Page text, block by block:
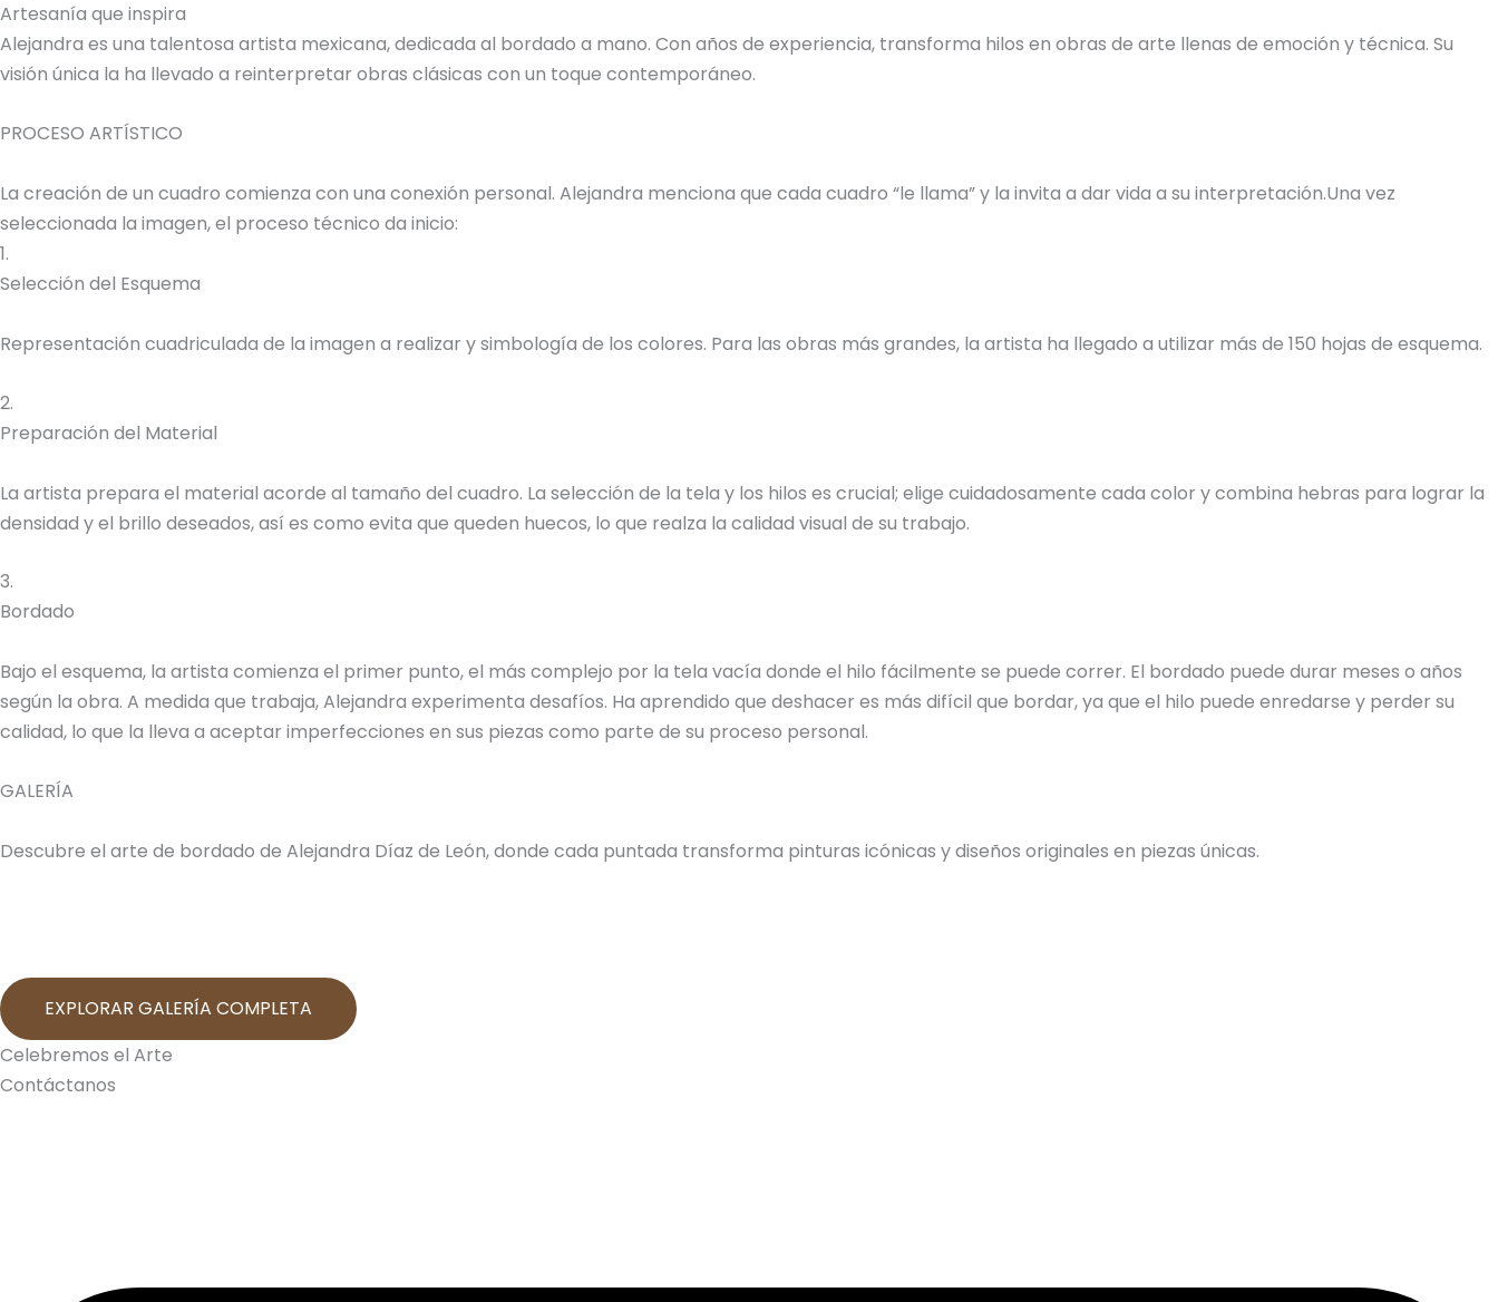
Artesanía que inspira
Alejandra es una talentosa artista mexicana, dedicada al bordado a mano. Con años de experiencia, transforma hilos en obras de arte llenas de emoción y técnica. Su
visión única la ha llevado a reinterpretar obras clásicas con un toque contemporáneo.
PROCESO ARTÍSTICO
La creación de un cuadro comienza con una conexión personal. Alejandra menciona que cada cuadro “le llama” y la invita a dar vida a su interpretación.Una vez
seleccionada la imagen, el proceso técnico da inicio:
1.
Selección del Esquema
Representación cuadriculada de la imagen a realizar y simbología de los colores. Para las obras más grandes, la artista ha llegado a utilizar más de 150 hojas de esquema.
2.
Preparación del Material
La artista prepara el material acorde al tamaño del cuadro. La selección de la tela y los hilos es crucial; elige cuidadosamente cada color y combina hebras para lograr la
densidad y el brillo deseados, así es como evita que queden huecos, lo que realza la calidad visual de su trabajo.
3.
Bordado
Bajo el esquema, la artista comienza el primer punto, el más complejo por la tela vacía donde el hilo fácilmente se puede correr. El bordado puede durar meses o años
según la obra. A medida que trabaja, Alejandra experimenta desafíos. Ha aprendido que deshacer es más difícil que bordar, ya que el hilo puede enredarse y perder su
calidad, lo que la lleva a aceptar imperfecciones en sus piezas como parte de su proceso personal.
GALERÍA
Descubre el arte de bordado de Alejandra Díaz de León, donde cada puntada transforma pinturas icónicas y diseños originales en piezas únicas.
EXPLORAR GALERÍA COMPLETA
Celebremos el Arte
Contáctanos